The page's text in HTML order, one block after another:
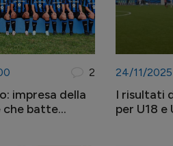
2
impresa della
che batte
24/11/2025
I risultati
per U18 e